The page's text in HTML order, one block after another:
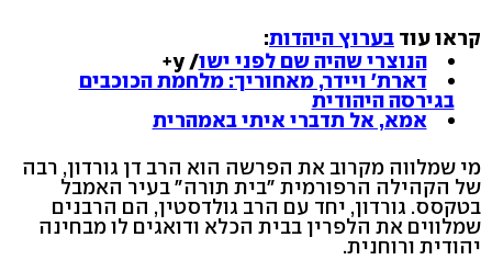
קראו עוד בערוץ היהדות:
הנוצרי שהיה שם לפני ישו/ y+
דארת' ויידר, מאחוריך: מלחמת הכוכבים
בגירסה היהודית
אמא, אל תדברי איתי באמהרית
מי שמלווה מקרוב את הפרשה הוא הרב דן גורדון, רבה
של הקהילה הרפורמית "בית תורה" בעיר האמבל
בטקסס. גורדון, יחד עם הרב גולדסטין, הם הרבנים
שמלווים את הלפרין בבית הכלא ודואגים לו מבחינה
יהודית ורוחנית.